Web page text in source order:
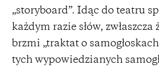
„storyboard”. Idąc do teatru
każdym razie słów, zwłaszcza
brzmi „traktat o
tych wypowiedzianych